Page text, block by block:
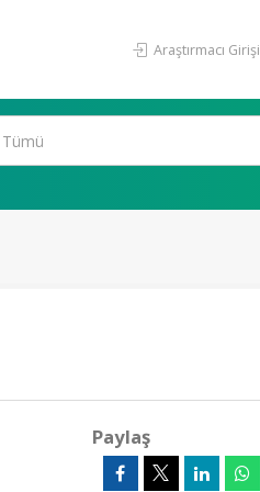
Araştırmacı Girişi
Paylaş